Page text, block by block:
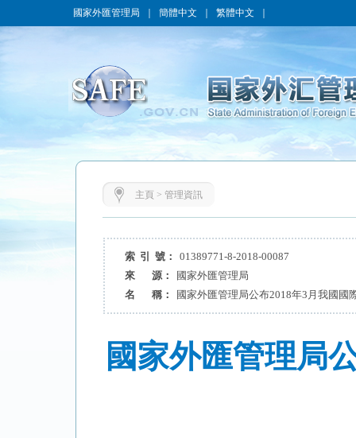
國家外匯管理局 簡體中文 繁體中文
主頁 > 管理資訊
索 引 號：
01389771-8-2018-00087
來 源：
國家外匯管理局
名 稱：
國家外匯管理局公布2018年3月我國國
國家外匯管理局